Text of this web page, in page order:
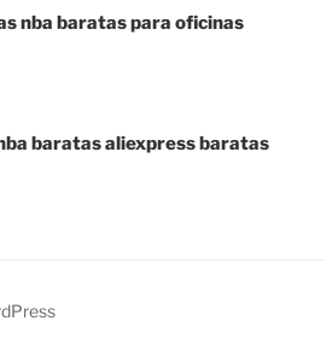
nba baratas para oficinas
baratas aliexpress baratas